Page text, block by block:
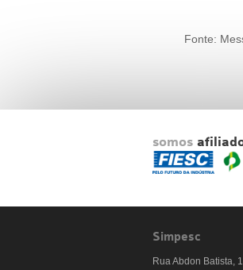
Fonte:
somos
Simpesc
Rua Abdon Batista,